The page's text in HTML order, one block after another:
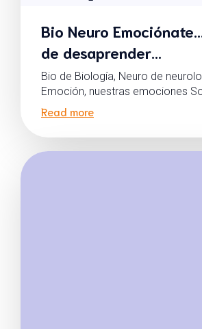
Bio Neuro
de desaprender…
Bio de Biología, Neuro de
Emoción, nuestras emociones
Read more